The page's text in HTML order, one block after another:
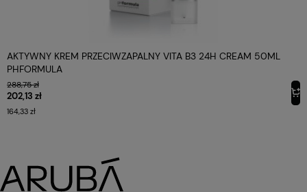
AKTYWNY KREM PRZECIWZAPALNY VITA B3 24H CREAM 50ML
PHFORMULA
288,75 zł
202,13 zł
164,33 zł